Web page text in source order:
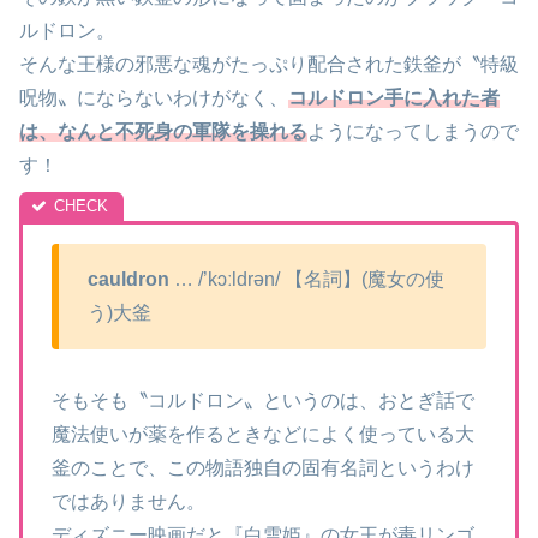
ルドロン。
そんな王様の邪悪な魂がたっぷり配合された鉄釜が〝特級
呪物〟にならないわけがなく、 コルドロン手に入れた者
は、なんと不死身の軍隊を操れるようになってしまうので
す！
cauldron … /’kɔːldrən/ 【名詞】(魔女の使
う)大釜
そもそも〝コルドロン〟というのは、おとぎ話で
魔法使いが薬を作るときなどによく使っている大
釜のことで、この物語独自の固有名詞というわけ
ではありません。